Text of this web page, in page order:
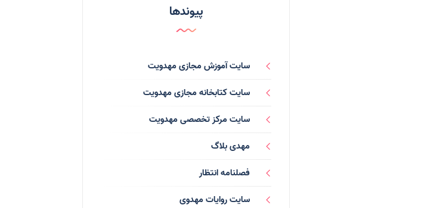
پیوندها
سایت آموزش مجازی مهدویت
سایت کتابخانه مجازی مهدویت
سایت مرکز تخصصی مهدویت
مهدی بلاگ
فصلنامه انتظار
سایت روایات مهدوی